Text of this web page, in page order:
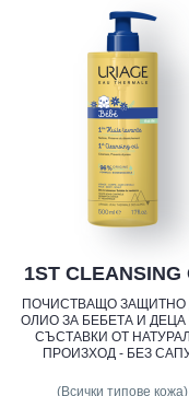
1ST CLEANSING
ПОЧИСТВАЩО ЗАЩИТНО
ОЛИО ЗА БЕБЕТА И ДЕЦА
СЪСТАВКИ ОТ
ПРОИЗХОД - БЕЗ
(Всички типове кожа)